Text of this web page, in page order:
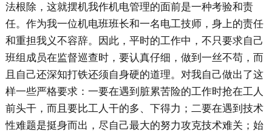
法根除，这就摆机我作机电管理的面前是一种考验和责
任。作为我一位机电班班长和一名电工技师，身上的责任
和重担我义不容辞。因此，平时的工作中，不只要求自己
班组成员在监督巡查时，要认真仔细，做到一丝不苟，而
且自己还深知打铁还须自身硬的道理。对我自己做出了这
样一些严格要求：一要在遇到脏累苦险的工作时抢在工人
前头干，而且要比工人干的多、下得力；二要在遇到技术
性难题是挺身而出，尽自己最大的努力攻克技术难关；始